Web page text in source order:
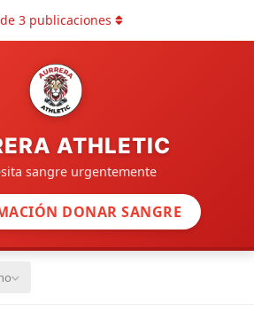
ATHLETIC
sangre urgentemente
DONAR SANGRE
3publicaciones